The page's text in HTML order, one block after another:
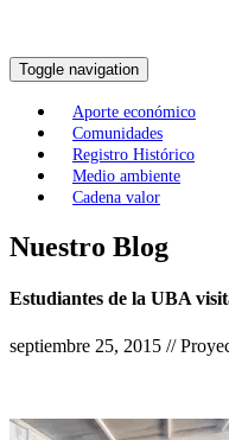
Toggle navigation
Aporte económico
Comunidades
Registro Histórico
Medio ambiente
Cadena valor
Nuestro Blog
Estudiantes de la UBA
septiembre 25, 2015 //